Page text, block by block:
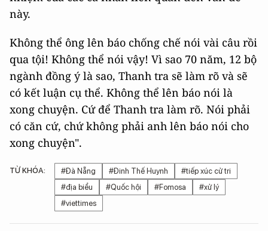
này.
Không thể ông lên báo chống chế nói vài câu rồi
qua tội! Không thể nói vậy! Vì sao 70 năm, 12 bộ
ngành đồng ý là sao, Thanh tra sẽ làm rõ và sẽ
có kết luận cụ thể. Không thể lên báo nói là
xong chuyện. Cứ để Thanh tra làm rõ. Nói phải
có căn cứ, chứ không phải anh lên báo nói cho
xong chuyện".
TỪ KHÓA: #Đà Nẵng #Đinh Thế Huynh
#tiếp xúc cử tri
#địa biểu
#Quốc hội #Fomosa
#xử lý
#viettimes